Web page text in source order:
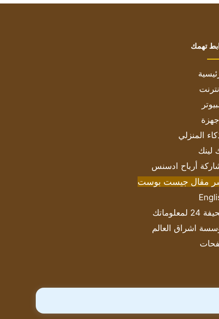
تهمك
المنزلي
لينك
أرباح ادسنس
مقال جيست بوست
لمعلوماتك
اشراق العالم